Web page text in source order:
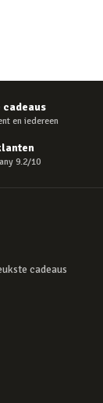
cadeaus
en iedereen
9.2/10
cadeaus